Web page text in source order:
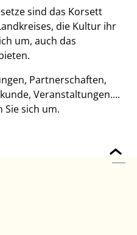
sind das Korsett
die Kultur ihr
um, auch das
Partnerschaften,
Veranstaltungen....
Sie sich um.